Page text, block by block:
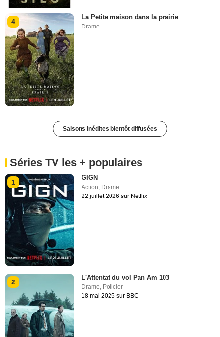
4
La Petite maison dans la prairie
Drame
Saisons inédites bientôt diffusées
Séries TV les + populaires
1
GIGN
Action Drame
22 juillet 2026 sur Netflix
2
L'Attentat du vol Pan Am 103
Drame, Policier
18 mai 2025 sur BBC